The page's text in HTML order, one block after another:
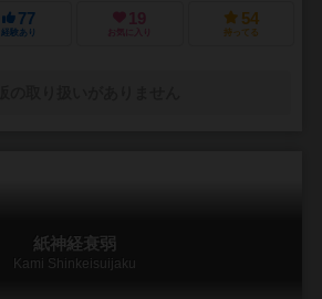
77
経験あり
19
お気に入り
54
持ってる
紙神経衰弱
Kami Shinkeisuijaku